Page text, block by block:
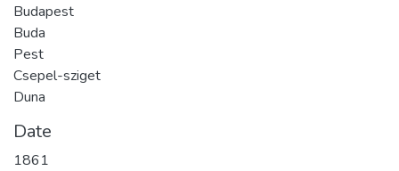
Budapest
Buda
Pest
Csepel-sziget
Duna
Date
1861